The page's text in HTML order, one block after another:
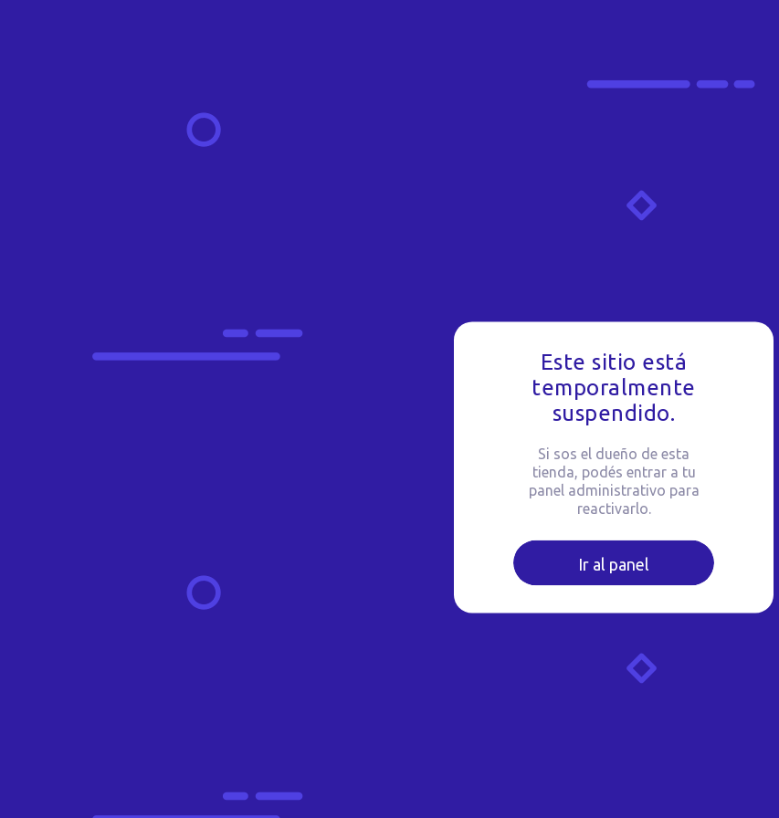
Este sitio está
temporalmente
suspendido.
Si sos el dueño de esta
tienda, podés entrar a tu
panel administrativo para
reactivarlo.
Ir al panel